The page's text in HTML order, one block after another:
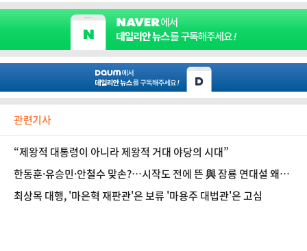
관련기사
“제왕적 대통령이 아니라 제왕적 거대 야당의 시대”
한동훈·유승민·안철수 맞손?…시작도 전에 뜬 與 잠룡 연대설 왜
[정국 기상대]
최상목 대행, '마은혁 재판관'은 보류 '마용주 대법관'은 고심